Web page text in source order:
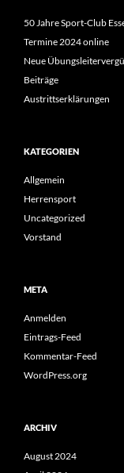
50 Jahre Sport-Club
Termine 2024 online
Neue
Beiträge
Austrittserklärungen
KATEGORIEN
Allgemein
Herrensport
Uncategorized
Vorstand
META
Anmelden
Eintrags-Feed
Kommentar-Feed
WordPress.org
ARCHIV
August 2024